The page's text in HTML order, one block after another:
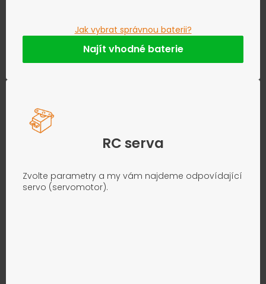
Jak vybrat správnou baterii?
Najít vhodné baterie
RC serva
Zvolte parametry a my vám najdeme odpovídající
servo (servomotor).